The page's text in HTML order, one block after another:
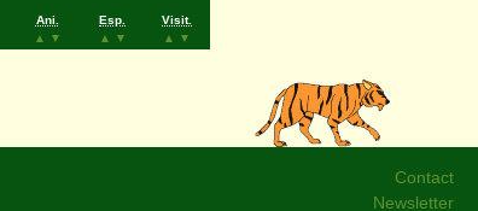
Ani.
▲
▼
Esp.
▲
▼
Visit.
▲
▼
Contact
Newsletter